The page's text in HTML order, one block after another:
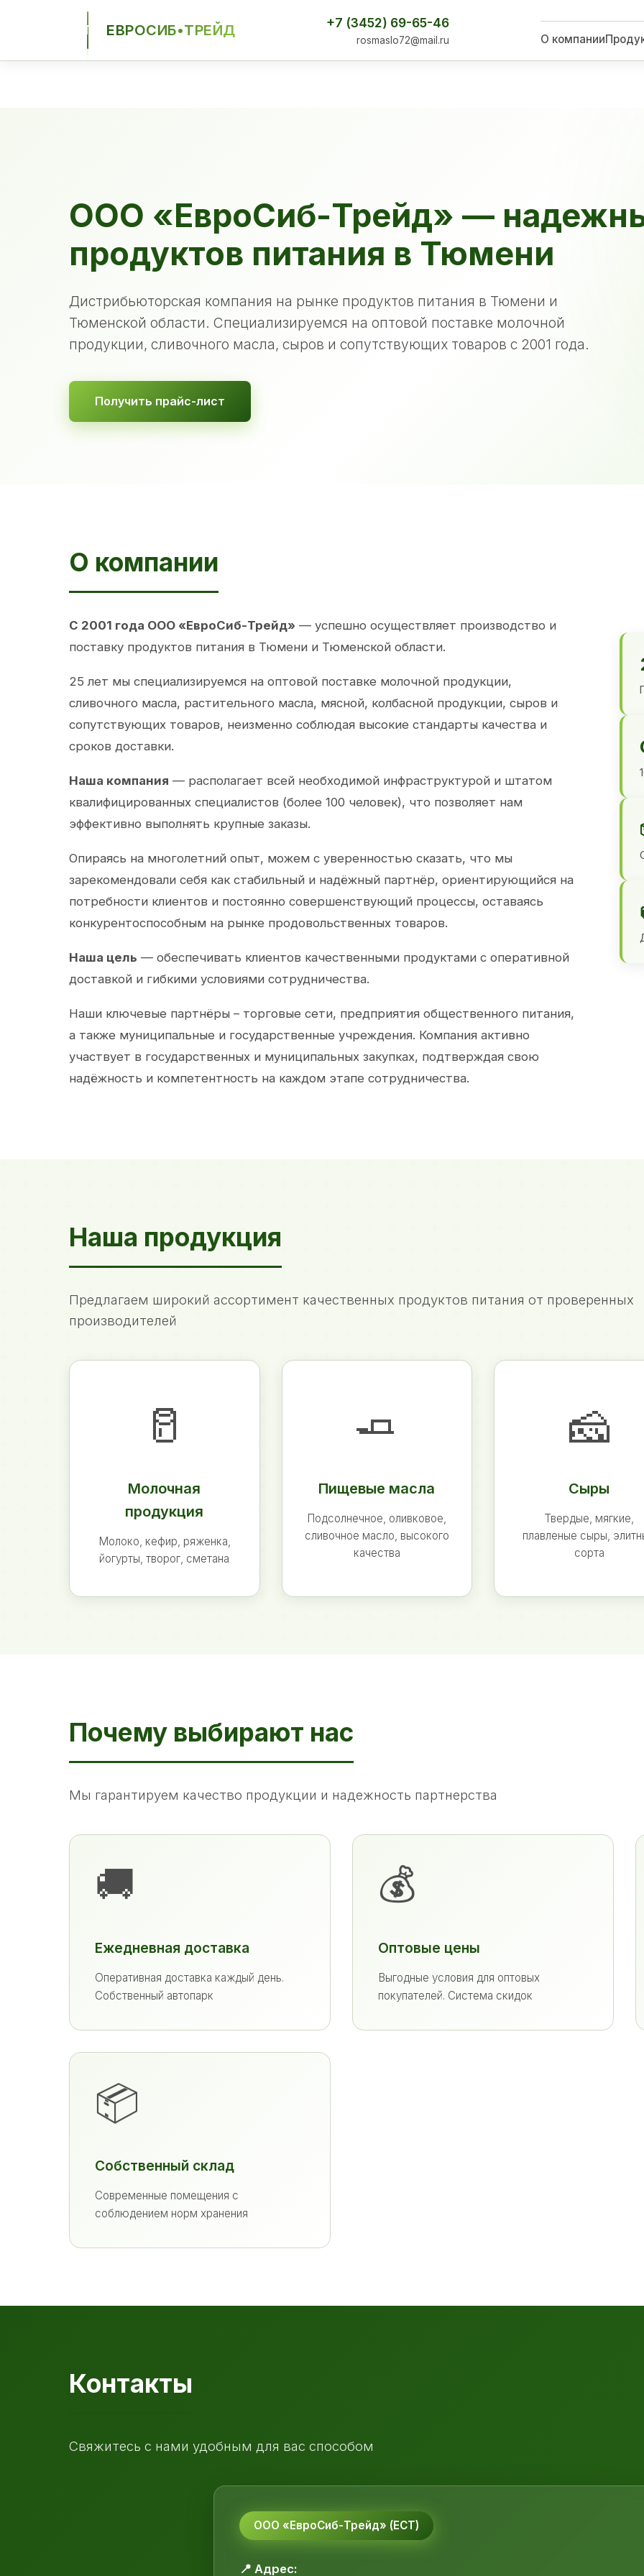
ЕСТ ЕВРОСИБ•ТРЕЙД +7 (3452) 69-65-46
rosmaslo72@mail.ru О компании
ООО «ЕвроСиб-Трейд» —
продуктов питания в Тюмени
Дистрибьюторская компания на рынке продуктов питания в Тюмени и
Тюменской области. Специализируемся на оптовой поставке молочной
продукции, сливочного масла, сыров и сопутствующих товаров с 2001 года.
Получить прайс-лист
О компании
С 2001 года ООО «ЕвроСиб-Трейд» — успешно осуществляет производство и
поставку продуктов питания в Тюмени и Тюменской области.
25 лет мы специализируемся на оптовой поставке молочной продукции,
сливочного масла, растительного масла, мясной, колбасной продукции, сыров и
сопутствующих товаров, неизменно соблюдая высокие стандарты качества и
сроков доставки.
Наша компания — располагает всей необходимой инфраструктурой и штатом
квалифицированных специалистов (более 100 человек), что позволяет нам
эффективно выполнять крупные заказы.
Опираясь на многолетний опыт, можем с уверенностью сказать, что мы
зарекомендовали себя как стабильный и надёжный партнёр, ориентирующийся на
потребности клиентов и постоянно совершенствующий процессы, оставаясь
конкурентоспособным на рынке продовольственных товаров.
Наша цель — обеспечивать клиентов качественными продуктами с оперативной
доставкой и гибкими условиями сотрудничества.
Наши ключевые партнёры – торговые сети, предприятия общественного питания,
а также муниципальные и государственные учреждения. Компания активно
участвует в государственных и муниципальных закупках, подтверждая свою
надёжность и компетентность на каждом этапе сотрудничества.
Наша продукция
Предлагаем широкий ассортимент качественных продуктов питания от проверенных
производителей
🥛
Молочная
продукция
Молоко, кефир, ряженка,
йогурты, творог, сметана
🧈
Пищевые масла
Подсолнечное, оливковое,
сливочное масло, высокого
качества
🧀
Сыры
Твердые, мягкие,
плавленые сыры,
сорта
Почему выбирают нас
Мы гарантируем качество продукции и надежность партнерства
🚚
Ежедневная доставка
Оперативная доставка каждый день.
Собственный автопарк
💰
Оптовые цены
Выгодные условия для оптовых
покупателей. Система скидок
📦
Собственный склад
Современные помещения с
соблюдением норм хранения
Контакты
Свяжитесь с нами удобным для вас способом
ООО «ЕвроСиб-Трейд» (ЕСТ)
📍 Адрес: